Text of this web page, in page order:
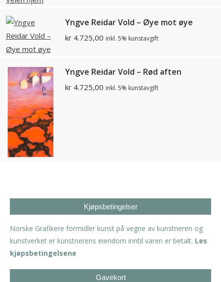
Yngve Reidar Vold – Øye mot øye
kr 4.725,00 inkl. 5% kunstavgift
Yngve Reidar Vold – Rød aften
kr 4.725,00 inkl. 5% kunstavgift
Kjøpsbetingelser
Norske Grafikere formidler kunst på vegne av kunstneren og
kunstverket er kunstnerens eiendom inntil varen er betalt. Les
kjøpsbetingelsene
Gavekort